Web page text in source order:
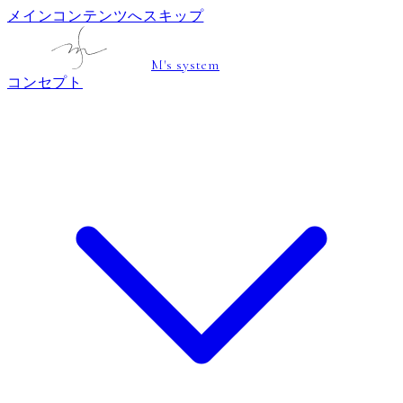
メインコンテンツへスキップ
M's system
コンセプト